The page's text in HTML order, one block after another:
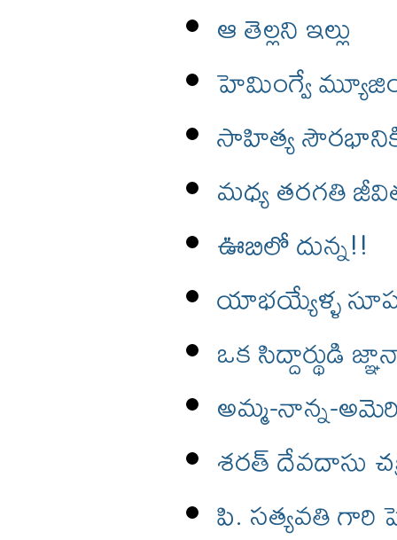
ఆ తెల్లని ఇల్లు
హెమింగ్వే
సాహిత్య
మధ్య తరగతి
ఊబిలో దున్న!!
యాభయ్యేళ్ళ
ఒక సిద్దార్థుడి
అమ్మ-నాన్న-
శరత్ దేవదాసు
పి. సత్యవతి గారి